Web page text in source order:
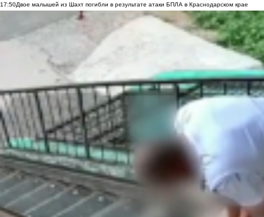
17:50Двое малышей из Шахт погибли в результате атаки БПЛА в Краснодарском крае